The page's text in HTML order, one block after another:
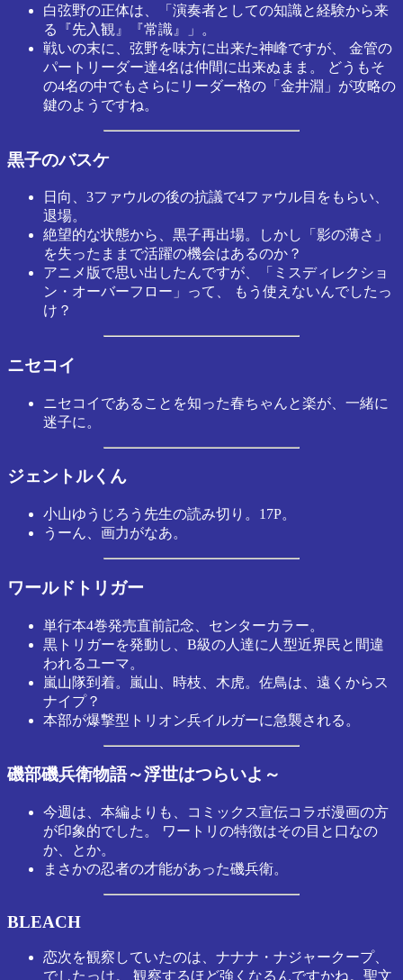
白弦野の正体は、「演奏者としての知識と経験から来
る『先入観』『常識』」。
戦いの末に、弦野を味方に出来た神峰ですが、 金管の
パートリーダー達4名は仲間に出来ぬまま。 どうもそ
の4名の中でもさらにリーダー格の「金井淵」が攻略の
鍵のようですね。
黒子のバスケ
日向、3ファウルの後の抗議で4ファウル目をもらい、
退場。
絶望的な状態から、黒子再出場。しかし「影の薄さ」
を失ったままで活躍の機会はあるのか？
アニメ版で思い出したんですが、「ミスディレクショ
ン・オーバーフロー」って、 もう使えないんでしたっ
け？
ニセコイ
ニセコイであることを知った春ちゃんと楽が、一緒に
迷子に。
ジェントルくん
小山ゆうじろう先生の読み切り。17P。
うーん、画力がなあ。
ワールドトリガー
単行本4巻発売直前記念、センターカラー。
黒トリガーを発動し、B級の人達に人型近界民と間違
われるユーマ。
嵐山隊到着。嵐山、時枝、木虎。佐鳥は、遠くからス
ナイプ？
本部が爆撃型トリオン兵イルガーに急襲される。
磯部磯兵衛物語～浮世はつらいよ～
今週は、本編よりも、コミックス宣伝コラボ漫画の方
が印象的でした。 ワートリの特徴はその目と口なの
か、とか。
まさかの忍者の才能があった磯兵衛。
BLEACH
恋次を観察していたのは、ナナナ・ナジャークープ、
でしたっけ。 観察するほど強くなるんですかね。聖文